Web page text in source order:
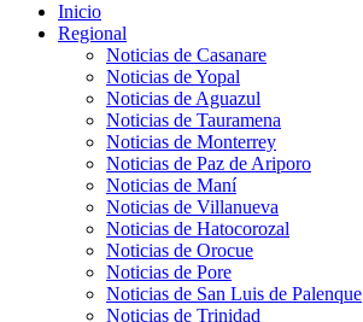
Inicio
Regional
Noticias de Casanare
Noticias de Yopal
Noticias de Aguazul
Noticias de Tauramena
Noticias de Monterrey
Noticias de Paz de Ariporo
Noticias de Maní
Noticias de Villanueva
Noticias de Hatocorozal
Noticias de Orocue
Noticias de Pore
Noticias de San Luis de Palenque
Noticias de Trinidad